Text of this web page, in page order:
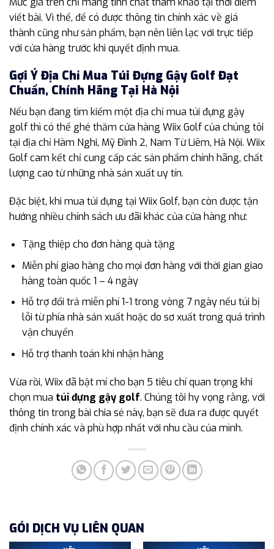
viết bài. Vì thế, để có được thông tin chính xác về giá
thành cũng như sản phẩm, bạn nên liên lạc với trực tiếp
với cửa hàng trước khi quyết định mua.
Gợi Ý Địa Chỉ Mua Túi Đựng Gậy Golf Đạt
Chuẩn, Chính Hãng Tại Hà Nội
Nếu bạn đang tìm kiếm một địa chỉ mua túi đựng gậy
golf thì có thể ghé thăm cửa hàng Wiix Golf của chúng tôi
tại địa chỉ Hàm Nghi, Mỹ Đình 2, Nam Từ Liêm, Hà Nội. Wiix
Golf cam kết chỉ cung cấp các sản phẩm chính hãng, chất
lượng cao từ những nhà sản xuất uy tín.
Đặc biệt, khi mua túi đựng tại Wiix Golf, bạn còn được tận
hưởng nhiều chính sách ưu đãi khác của cửa hàng như:
Tặng thiệp cho đơn hàng quà tặng
Miễn phí giao hàng cho mọi đơn hàng với thời gian giao
hàng toàn quốc 1 – 4 ngày
Hỗ trợ đổi trả miễn phí 1-1 trong vòng 7 ngày nếu túi bị
lỗi từ phía nhà sản xuất hoặc do sơ xuất trong quá trình
vận chuyển
Hỗ trợ thanh toán khi nhận hàng
Vừa rồi, Wiix đã bật mí cho bạn 5 tiêu chí quan trọng khi
chọn mua túi đựng gậy golf. Chúng tôi hy vọng rằng, với
thông tin trong bài chia sẻ này, bạn sẽ đưa ra được quyết
định chính xác và phù hợp nhất với nhu cầu của mình.
GÓI DỊCH VỤ LIÊN QUAN